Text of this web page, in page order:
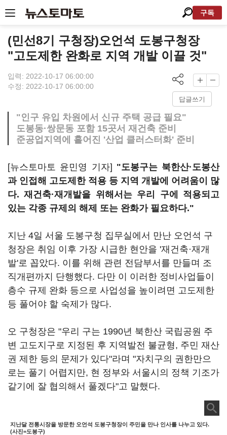
구독
(민선8기 구청장)오언석 도봉구청장
"고도제한 완화로 지역 개발 이끌 것"
입력: 2022-10-17 06:00:00
수정: 2022-10-17 06:00:00
답글쓰기
"인구 유입 차원에서 신규 주택 공급 필요"
도봉동·쌍문동 포함 15곳서 재건축 준비
준공업지역에 흩어진 '산업 클러스터화' 준비
[뉴스토마토 윤민영 기자] "도봉구는 북한산·도봉산
과 인접해 고도제한 적용 등 지역 개발에 어려움이 많
다. 재건축·재개발을 위해서는 우리 구에 적용되고
있는 각종 규제의 해제 또는 완화가 필요하다."
지난 4일 서울 도봉구청 집무실에서 만난 오언석 구
청장은 취임 이후 가장 시급한 현안을 '재건축·재개
발'로 꼽았다. 이를 위해 관련 전담부서를 만들며 조
직개편까지 단행했다. 다만 이 이러한 정비사업들이
층수 규제 완화 등으로 사업성을 높이려면 고도제한
등 풀어야 할 숙제가 많다.
오 구청장은 "우리 구는 1990년 북한산 국립공원 주
변 고도지구로 지정된 후 지역발전 불균형, 주민 재산
권 제한 등의 문제가 있다"라며 "자치구의 권한만으
로는 풀기 어렵지만, 현 정부와 서울시의 정책 기조가
같기에 잘 협의해서 풀겠다"고 말했다.
지난달 전통시장을 방문한 오언석 도봉구청장이 주민을 만나 인사를 나누고 있다.
(사진=도봉구)